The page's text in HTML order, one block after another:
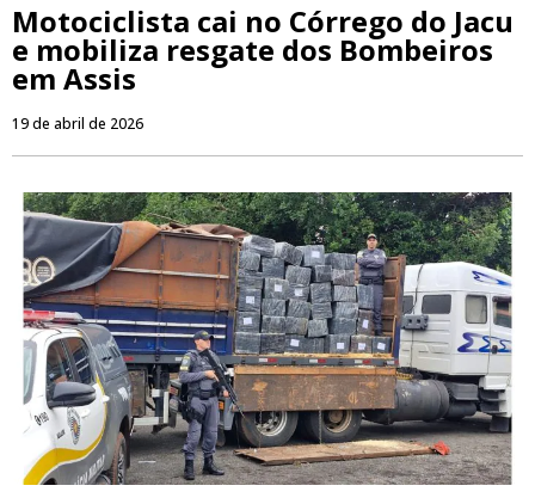
Motociclista cai no Córrego do Jacu
e mobiliza resgate dos Bombeiros
em Assis
19 de abril de 2026